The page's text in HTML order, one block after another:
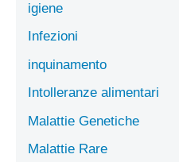
igiene
Infezioni
inquinamento
Intolleranze alimentari
Malattie Genetiche
Malattie Rare